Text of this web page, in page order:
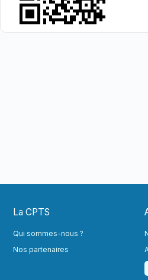
La CPTS
Qui sommes-nous ?
Nos partenaires